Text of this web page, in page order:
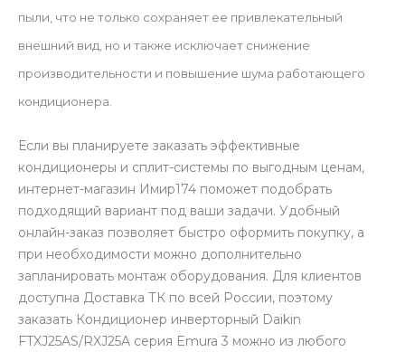
пыли, что не только сохраняет ее привлекательный
внешний вид, но и также исключает снижение
производительности и повышение шума работающего
кондиционера.
Если вы планируете заказать эффективные
кондиционеры и сплит-системы по выгодным ценам,
интернет-магазин Имир174 поможет подобрать
подходящий вариант под ваши задачи. Удобный
онлайн-заказ позволяет быстро оформить покупку, а
при необходимости можно дополнительно
запланировать монтаж оборудования. Для клиентов
доступна Доставка ТК по всей России, поэтому
заказать Кондиционер инверторный Daikin
FTXJ25AS/RXJ25A серия Emura 3 можно из любого